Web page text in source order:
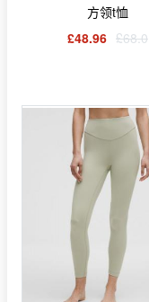
方领t恤
£48.96 £68.0